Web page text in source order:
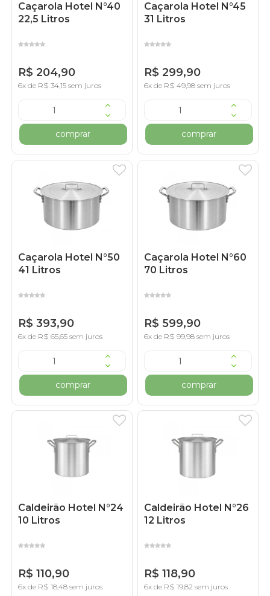
Caçarola Hotel N°40
22,5 Litros
R$ 204,90
6x de R$ 34,15 sem juros
comprar
Caçarola Hotel N°45
31 Litros
R$ 299,90
6x de R$ 49,98 sem juros
comprar
Caçarola Hotel N°50
41 Litros
R$ 393,90
6x de R$ 65,65 sem juros
comprar
Caçarola Hotel N°60
70 Litros
R$ 599,90
6x de R$ 99,98 sem juros
comprar
Caldeirão Hotel N°24
10 Litros
R$ 110,90
6x de R$ 18,48 sem juros
Caldeirão Hotel N°26
12 Litros
R$ 118,90
6x de R$ 19,82 sem juros